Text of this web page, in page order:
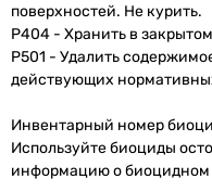
поверхностей. Не курить.
P404 - Хранить в
P501 - Удалить
действующих
Инвентарный номер
Используйте биоциды
информацию о биоцидном